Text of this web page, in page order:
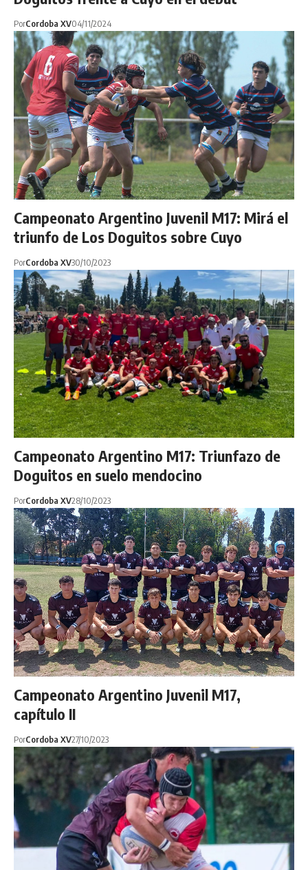
PorCordoba XV04/11/2024
Campeonato Argentino Juvenil M17: Mirá el
triunfo de Los Doguitos sobre Cuyo
PorCordoba XV30/10/2023
Campeonato Argentino M17: Triunfazo de
Doguitos en suelo mendocino
PorCordoba XV28/10/2023
Campeonato Argentino Juvenil M17,
capítulo II
PorCordoba XV27/10/2023